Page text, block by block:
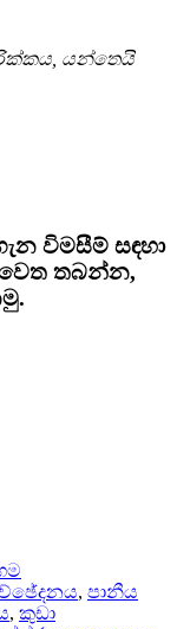
යන්තෙයි
විමසීම් සඳහා
වෙත තබන්න,
, පානීය
, කුඩා